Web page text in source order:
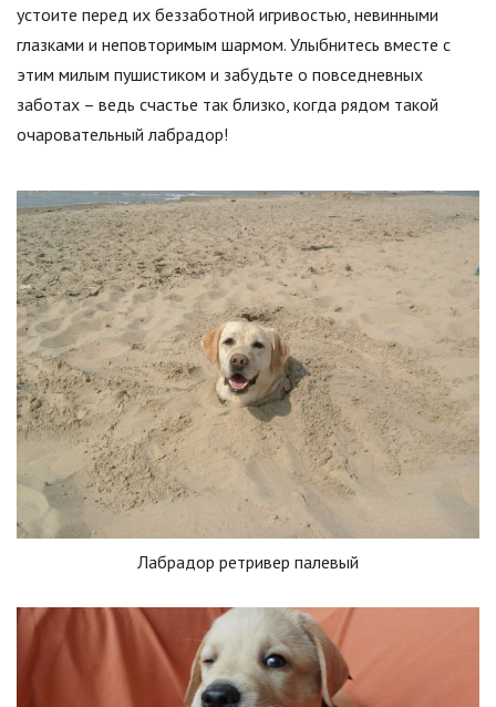
устоите перед их беззаботной игривостью, невинными
глазками и неповторимым шармом. Улыбнитесь вместе с
этим милым пушистиком и забудьте о повседневных
заботах – ведь счастье так близко, когда рядом такой
очаровательный лабрадор!
Лабрадор ретривер палевый